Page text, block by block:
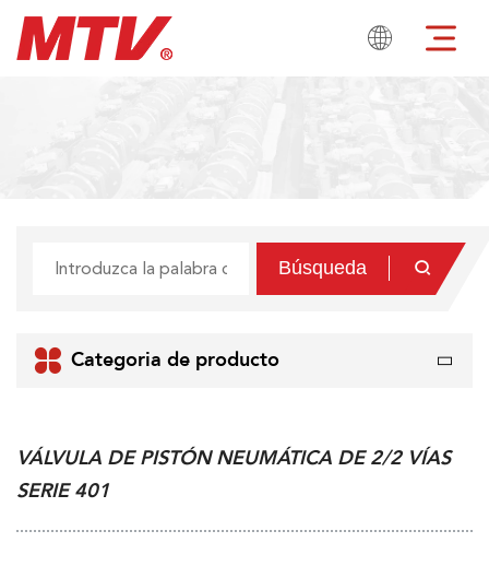

Búsqueda 
 Categoria de producto
VÁLVULA DE PISTÓN NEUMÁTICA DE 2/2 VÍAS
SERIE 401